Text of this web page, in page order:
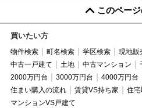
このペー
買いたい方
物件検索 町名検索 学区検索 現地販
中古一戸建て
土地 中古マンション
2000万円台
3000万円台 4000万円台
住まい購入の流れ
賃貸VS持ち家
住宅
マンションVS戸建て